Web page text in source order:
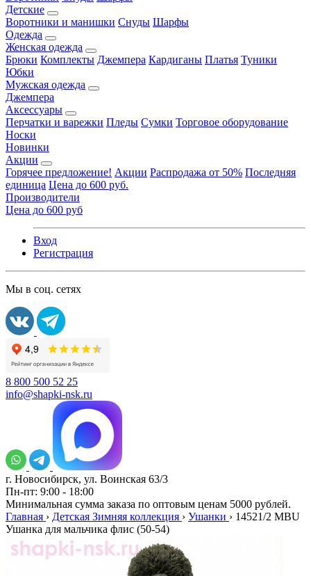
Детские
Воротники и манишки Снуды Шарфы
Одежда
Женская одежда
Брюки Комплекты Джемпера Кардиганы Платья Туники
Юбки
Мужская одежда
Джемпера
Аксессуары
Перчатки и варежки Пледы Сумки Торговое оборудование
Носки
Новинки
Акции
Горячее предложение! Акции Распродажа от 50% Последняя
единица Цена до 600 руб.
Производители
Цена до 600 руб
Вход
Регистрация
Мы в соц. сетях
8 800 500 52 25
info@shapki-nsk.ru
г. Новосибирск, ул. Воинская 63/3
Пн-пт: 9:00 - 18:00
Минимальная сумма заказа по оптовым ценам 5000 рублей.
Главная › Детская Зимняя коллекция › Ушанки › 14521/2 MBU
Ушанка для мальчика флис (50-54)